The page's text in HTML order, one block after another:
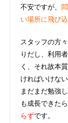
不安ですが、
い場所に飛び
スタッフの方
りだし、利用
く、それ故本
ければいけな
まだまだ勉強
も成長できた
らずです。